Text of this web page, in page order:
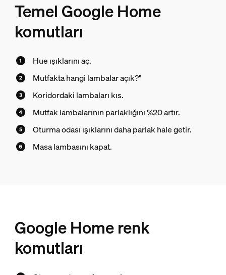
Temel Google Home
komutları
Hue ışıklarını aç.
Mutfakta hangi lambalar açık?"
Koridordaki lambaları kıs.
Mutfak lambalarının parlaklığını %20 artır.
Oturma odası ışıklarını daha parlak hale getir.
Masa lambasını kapat.
Google Home renk
komutları